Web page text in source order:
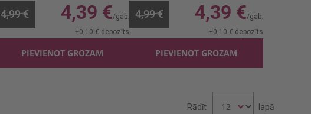
4,99 € 4,39 €
+0,10 € depozīts
PIEVIENOT GROZAM
4,99 € 4,39 €
+0,10 € depozīts
PIEVIENOT GROZAM
Rādīt lapā